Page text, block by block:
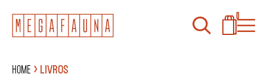
0
Home
Livros